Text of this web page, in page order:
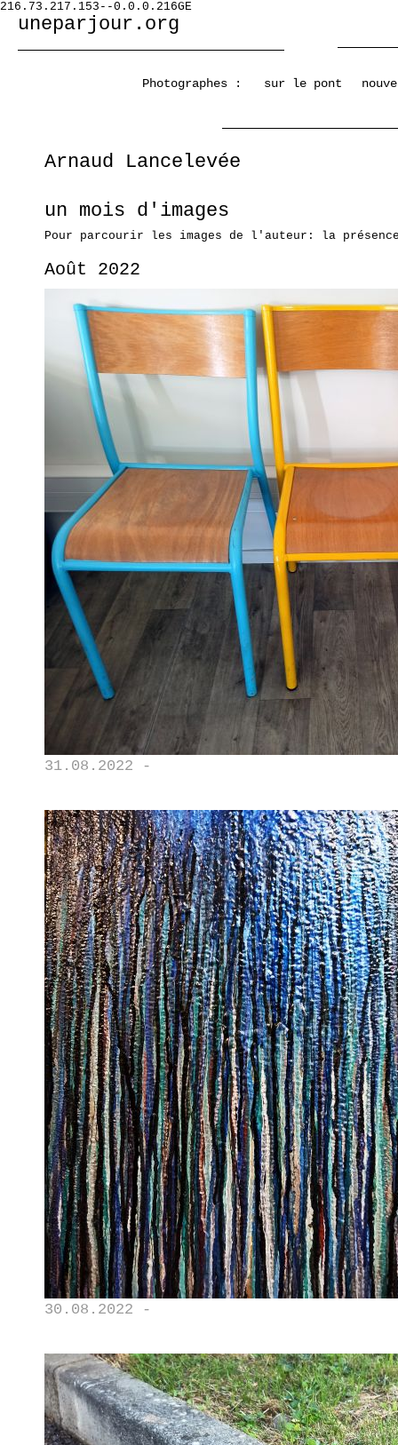
216.73.217.153--0.0.0.216GE
uneparjour.org
Photographes : sur le pont
Arnaud Lancelevée
un mois d'images
Pour parcourir les images de l'auteur: la
Août 2022
31.08.2022 -
30.08.2022 -